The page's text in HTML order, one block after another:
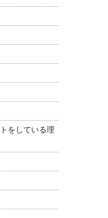
をしている理